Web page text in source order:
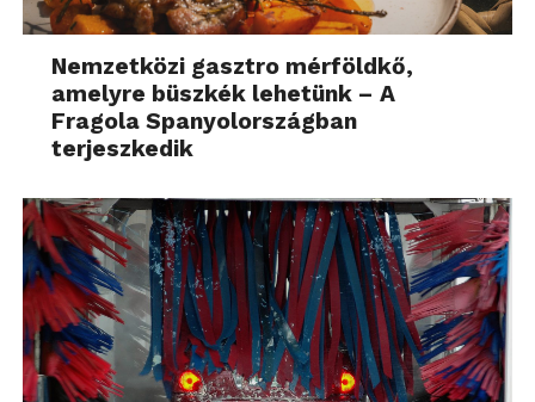
Nemzetközi gasztro mérföldkő,
amelyre büszkék lehetünk – A
Fragola Spanyolországban
terjeszkedik